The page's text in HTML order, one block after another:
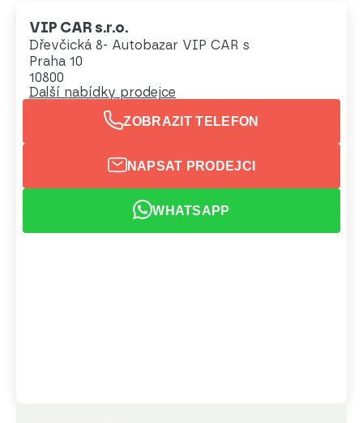
VIP CAR s.r.o.
Dřevčická 8- Autobazar VIP CAR s
Praha 10
10800
Další nabídky prodejce
ZOBRAZIT TELEFON
NAPSAT PRODEJCI
WHATSAPP